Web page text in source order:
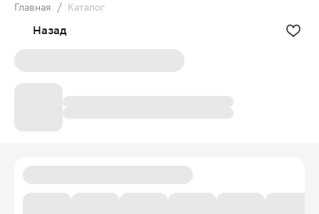
Главная / Каталог
Назад